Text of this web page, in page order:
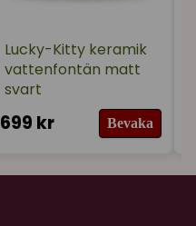
Lucky-Kitty keramik
vattenfontän matt
svart
699 kr Bevaka